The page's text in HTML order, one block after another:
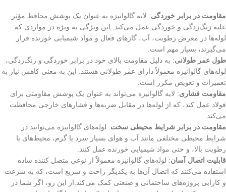
مقاومت در برابر خوردگی: لایه گالوانیزه به عنوان یک پوشش محافظ مؤثر
علیه زنگ‌زدگی و خوردگی عمل می‌کند. این ویژگی به ویژه در مواردی که
لوله‌ها در معرض رطوبت، آب، گازهای فعال و مواد شیمیایی خورنده قرار
می‌گیرند، بسیار مهم است.
طول عمر طولانی: به دلیل مقاومت بالای خود در برابر خوردگی و زنگ‌زدگی،
لوله‌های گالوانیزه معمولاً دارای عمر طولانی هستند. این به معنی کاهش نیاز به
تعمیرات و تعویض مکرر است.
مقاومت فشاری: لایه گالوانیزه می‌تواند به عنوان یک پوشش مقاومتی برای
فولاد عمل کند، که از لوله‌ها در مقابل ضربه‌ها و فشارهای خارجی محافظت
می‌کند.
مقاومت در برابر شرایط محیطی سخت: لوله‌های گالوانیزه می‌توانند در
شرایط محیطی مختلفی مانند آب و هوای بسیار سرد یا گرم، محیط‌های با
رطوبت بالا، و حتی مواد شیمیایی خورنده عمل کنند.
قابلیت اتصال آسان: لوله‌های گالوانیزه معمولاً از نوعی متصل کننده ساده
استفاده می‌کنند که اتصال آن‌ها به یکدیگر راحت و سریع است، که به سرعت
و کارایی پروژه‌های ساختمانی و صنعتی کمک می‌کند.از این رو، اگر شما در